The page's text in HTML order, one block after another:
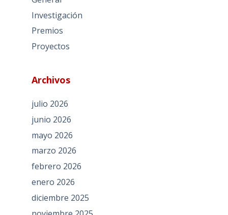
Investigación
Premios
Proyectos
Archivos
julio 2026
junio 2026
mayo 2026
marzo 2026
febrero 2026
enero 2026
diciembre 2025